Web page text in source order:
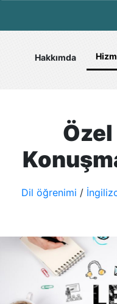
Hakkımda
Dil öğrenimi /